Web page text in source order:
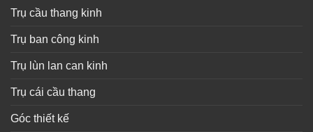
Trụ cầu thang kinh
Trụ ban công kinh
Trụ lùn lan can kinh
Trụ cái cầu thang
Góc thiết kế